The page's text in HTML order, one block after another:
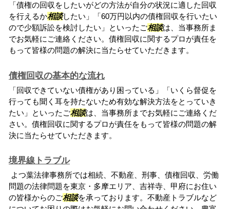
「債権の回収をしたいがどの方法が自分の状況に適した回収
を行えるか相談したい」「60万円以内の債権回収を行いたい
ので少額訴訟を検討したい」といったご相談は、当事務所ま
でお気軽にご連絡ください。債権回収に関するプロが責任を
もって皆様の問題の解決に当たらせていただきます。
債権回収の基本的な流れ
「回収できていない債権があり困っている」「いくら督促を
行っても聞く耳を持たないため有効な解決方法をとっていき
たい」といったご相談は、当事務所までお気軽にご連絡くだ
さい。債権回収に関するプロが責任をもって皆様の問題の解
決に当たらせていただきます。
境界線トラブル
よつ葉法律事務所では相続、不動産、刑事、債権回収、労働
問題の法律問題を東京・多摩エリア、吉祥寺、甲府にお住い
の皆様からのご相談を承っております。不動産トラブルなど